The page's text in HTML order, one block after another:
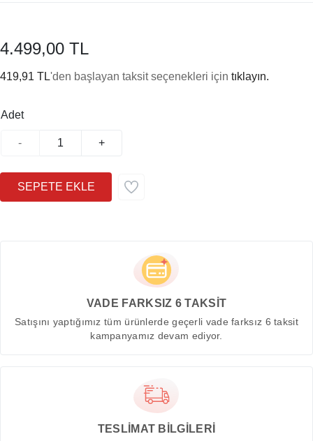
4.499,00 TL
419,91 TL'den başlayan taksit seçenekleri için tıklayın.
Adet
- +
VADE FARKSIZ 6 TAKSİT
Satışını yaptığımız tüm ürünlerde geçerli vade farksız 6 taksit
kampanyamız devam ediyor.
TESLİMAT BİLGİLERİ